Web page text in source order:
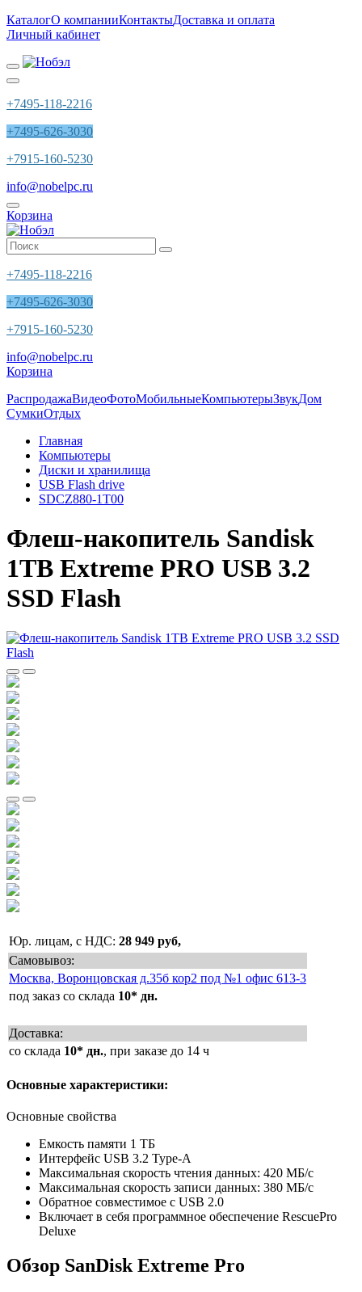
КаталогО компанииКонтактыДоставка и оплата
Личный кабинет
+7495-118-2216
+7495-626-3030
+7915-160-5230
info@nobelpc.ru
Корзина
+7495-118-2216
+7495-626-3030
+7915-160-5230
info@nobelpc.ru
Корзина
РаспродажаВидеоФотоМобильныеКомпьютерыЗвукДом
СумкиОтдых
Главная
Компьютеры
Диски и хранилища
USB Flash drive
SDCZ880-1T00
Флеш-накопитель Sandisk
1TB Extreme PRO USB 3.2
SSD Flash
Юр. лицам, с НДС: 28 949 руб,
Самовывоз:
Москва, Воронцовская д.35б кор2 под №1 офис 613-3
под заказ со склада 10* дн.
Доставка:
со склада 10* дн., при заказе до 14 ч
Основные характеристики:
Основные свойства
Емкость памяти 1 ТБ
Интерфейс USB 3.2 Type-A
Максимальная скорость чтения данных: 420 МБ/с
Максимальная скорость записи данных: 380 МБ/с
Обратное совместимое с USB 2.0
Включает в себя программное обеспечение RescuePro
Deluxe
Обзор SanDisk Extreme Pro